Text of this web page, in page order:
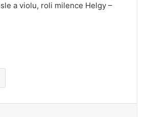
a violu, roli milence Helgy –